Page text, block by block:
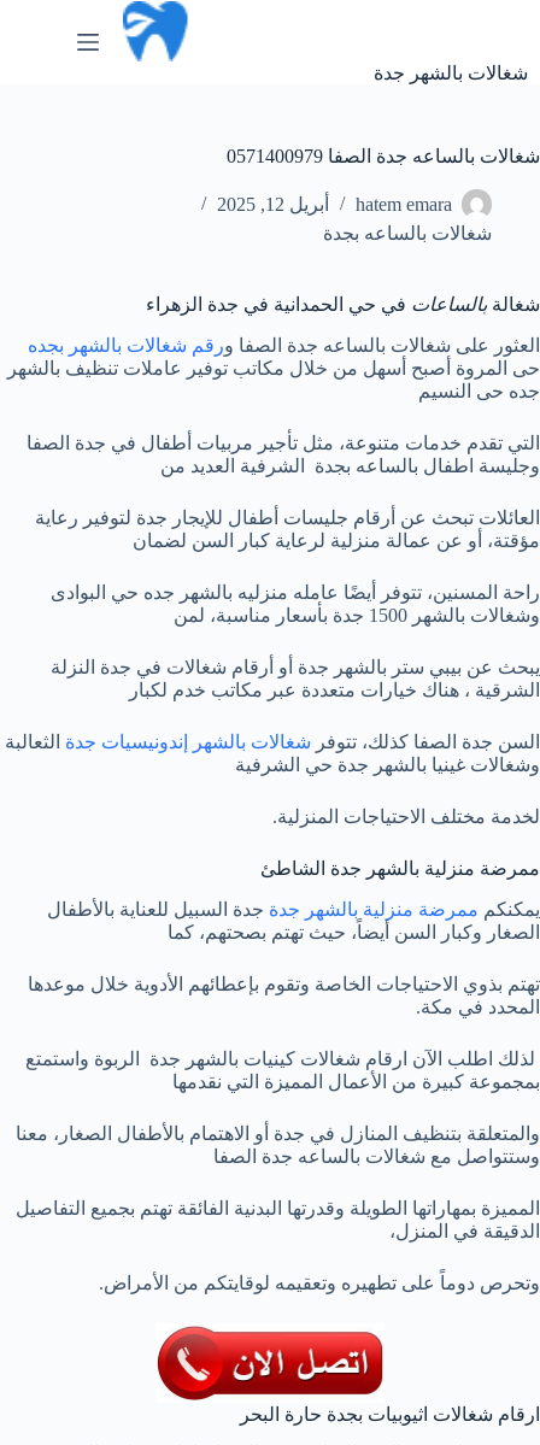
شغالات بالشهر جدة
شغالات بالساعه جدة الصفا 0571400979
hatem emara
أبريل 12, 2025
شغالات بالساعه بجدة
شغالة بالساعات في حي الحمدانية في جدة الزهراء
العثور على شغالات بالساعه جدة الصفا ورقم شغالات بالشهر بجده
حى المروة أصبح أسهل من خلال مكاتب توفير عاملات تنظيف بالشهر
جده حى النسيم
التي تقدم خدمات متنوعة، مثل تأجير مربيات أطفال في جدة الصفا
وجليسة اطفال بالساعه بجدة الشرفية العديد من
العائلات تبحث عن أرقام جليسات أطفال للإيجار جدة لتوفير رعاية
مؤقتة، أو عن عمالة منزلية لرعاية كبار السن لضمان
راحة المسنين، تتوفر أيضًا عامله منزليه بالشهر جده حي البوادى
وشغالات بالشهر 1500 جدة بأسعار مناسبة، لمن
يبحث عن بيبي ستر بالشهر جدة أو أرقام شغالات في جدة النزلة
الشرقية ، هناك خيارات متعددة عبر مكاتب خدم لكبار
السن جدة الصفا كذلك، تتوفر شغالات بالشهر إندونيسيات جدة الثعالبة
وشغالات غينيا بالشهر جدة حي الشرفية
لخدمة مختلف الاحتياجات المنزلية.
ممرضة منزلية بالشهر جدة الشاطئ
يمكنكم ممرضة منزلية بالشهر جدة جدة السبيل للعناية بالأطفال
الصغار وكبار السن أيضاً، حيث تهتم بصحتهم، كما
تهتم بذوي الاحتياجات الخاصة وتقوم بإعطائهم الأدوية خلال موعدها
المحدد في مكة.
لذلك اطلب الآن ارقام شغالات كينيات بالشهر جدة الربوة واستمتع
بمجموعة كبيرة من الأعمال المميزة التي نقدمها
والمتعلقة بتنظيف المنازل في جدة أو الاهتمام بالأطفال الصغار، معنا
وستتواصل مع شغالات بالساعه جدة الصفا
المميزة بمهاراتها الطويلة وقدرتها البدنية الفائقة تهتم بجميع التفاصيل
الدقيقة في المنزل،
وتحرص دوماً على تطهيره وتعقيمه لوقايتكم من الأمراض.
ارقام شغالات اثيوبيات بجدة حارة البحر